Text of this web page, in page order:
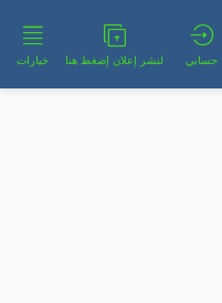
حسابي لنشر إعلان إضغط هنا خيارات